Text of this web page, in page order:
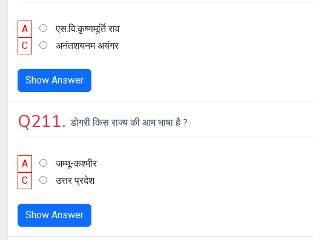
A एस.वि.कृष्णमूर्ति राव
C
अनंतशयनम अयंगर
Show Answer
Q211.डोगरी किस राज्य की आम भाषा है ?
A जम्मू-कश्मीर
C
उत्तर प्रदेश
Show Answer